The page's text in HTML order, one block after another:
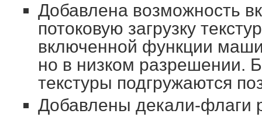
Добавлена возможность
потоковую загрузку
включенной функции
но в низком разрешении.
текстуры подгружаются
Добавлены декали-флаги